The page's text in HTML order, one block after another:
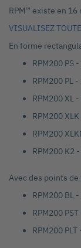
RPM™ existe en 16
VISUALISEZ
En forme
RPM200 PS
RPM200 PL
RPM200 XL
RPM200
RPM200
RPM200 K2
Avec des points de
RPM200 BL
RPM200
RPM200